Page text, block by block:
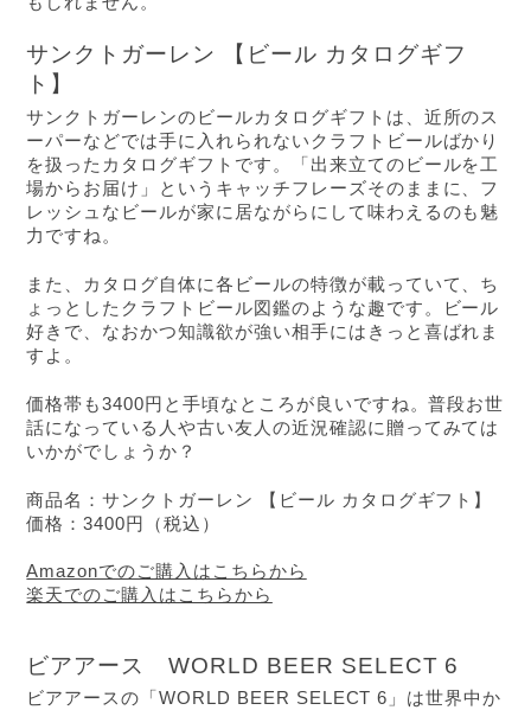
サンクトガーレン 【ビール カタログギフ
ト】
サンクトガーレンのビールカタログギフトは、近所のス
ーパーなどでは手に入れられないクラフトビールばかり
を扱ったカタログギフトです。「出来立てのビールを工
場からお届け」というキャッチフレーズそのままに、フ
レッシュなビールが家に居ながらにして味わえるのも魅
力ですね。
また、カタログ自体に各ビールの特徴が載っていて、ち
ょっとしたクラフトビール図鑑のような趣です。ビール
好きで、なおかつ知識欲が強い相手にはきっと喜ばれま
すよ。
価格帯も3400円と手頃なところが良いですね。普段お世
話になっている人や古い友人の近況確認に贈ってみては
いかがでしょうか？
商品名：サンクトガーレン 【ビール カタログギフト】
価格：3400円（税込）
Amazonでのご購入はこちらから
楽天でのご購入はこちらから
ビアアース　WORLD BEER SELECT 6
ビアアースの「WORLD BEER SELECT 6」は世界中か